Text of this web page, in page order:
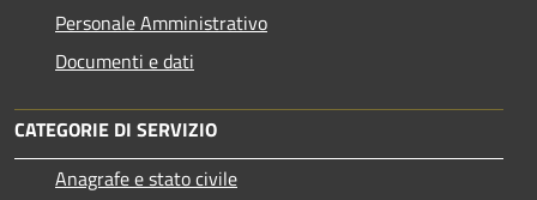
Personale Amministrativo
Documenti e dati
CATEGORIE DI SERVIZIO
Anagrafe e stato civile